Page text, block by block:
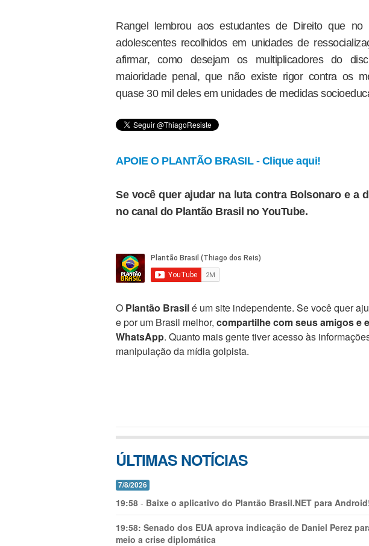
Rangel lembrou aos estudantes de Direito que
adolescentes recolhidos em unidades de
afirmar, como desejam os multiplicadores do
maioridade penal, que não existe rigor contra os
quase 30 mil deles em unidades de medidas
APOIE O PLANTÃO BRASIL - Clique aqui!
Se você quer ajudar na luta contra Bolsonaro e a
no canal do Plantão Brasil no YouTube.
O Plantão Brasilé um site independente. Se você quer
e por um Brasil melhor, compartilhe com seus amigos e
WhatsApp. Quanto mais gente tiver acesso às
manipulação da mídia golpista.
ÚLTIMAS NOTÍCIAS
7/8/2026
19:58 - Baixe o aplicativo do Plantão Brasil.NET para
19:58: Senado dos EUA aprova indicação de Daniel Perez
meio a crise diplomática